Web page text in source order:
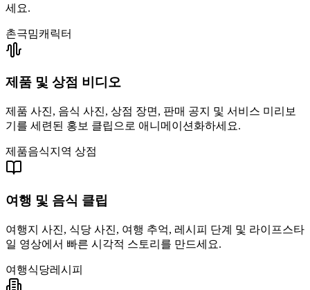
세요.
촌극밈캐릭터
제품 및 상점 비디오
제품 사진, 음식 사진, 상점 장면, 판매 공지 및 서비스 미리보
기를 세련된 홍보 클립으로 애니메이션화하세요.
제품음식지역 상점
여행 및 음식 클립
여행지 사진, 식당 사진, 여행 추억, 레시피 단계 및 라이프스타
일 영상에서 빠른 시각적 스토리를 만드세요.
여행식당레시피